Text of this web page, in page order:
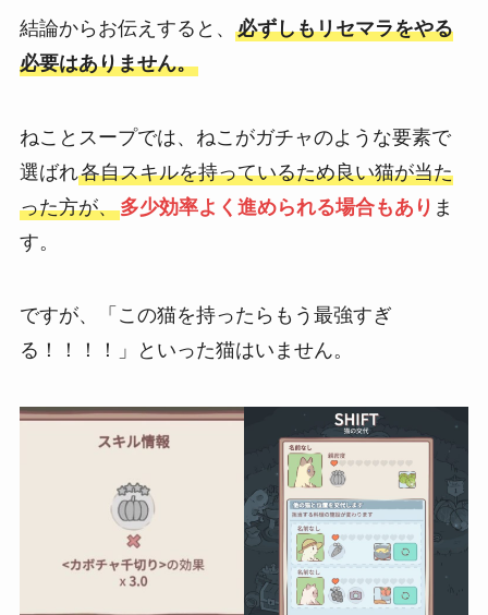
結論からお伝えすると、 必ずしもリセマラをやる
必要はありません。
ねことスープでは、ねこがガチャのような要素で
選ばれ各自スキルを持っているため良い猫が当た
った方が、多少効率よく進められる場合もあり ま
す。
ですが、「この猫を持ったらもう最強すぎ
る！！！！」といった猫はいません。